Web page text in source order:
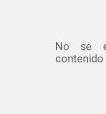
No se
contenido